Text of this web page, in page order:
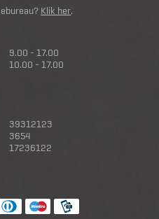
Klik her.
9.00 - 17.00
10.00 - 17.00
39312123
3654
17236122